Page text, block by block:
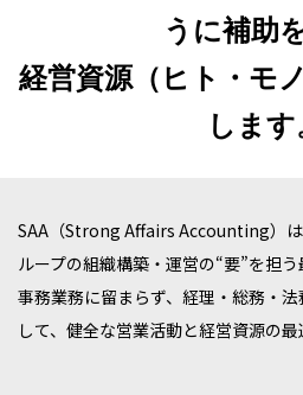
うに補助
経営資源（ヒト・モ
します
SAA（Strong Affairs Accounting）
ループの組織構築・運営の“要”を担
事務業務に留まらず、経理・総務・
して、健全な営業活動と経営資源の最